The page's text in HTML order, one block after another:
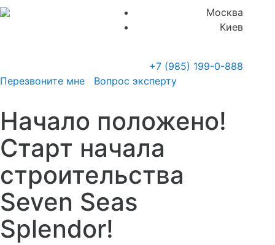
Москва
Киев
+7 (985) 199-0-888
Перезвоните мне
Вопрос эксперту
Начало положено!
Старт начала
строительства
Seven Seas
Splendor!